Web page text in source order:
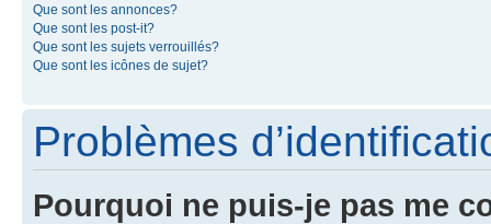
Que sont les annonces?
Que sont les post-it?
Que sont les sujets verrouillés?
Que sont les icônes de sujet?
Problèmes
Pourquoi ne puis-je pas me